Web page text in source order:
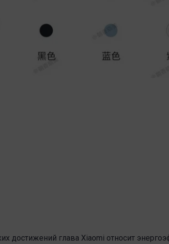
достижений глава Xiaomi относит